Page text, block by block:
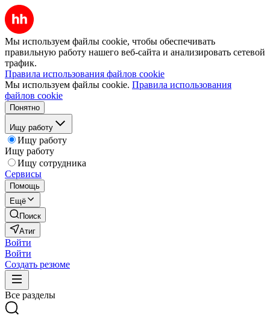
Мы используем файлы cookie, чтобы обеспечивать
правильную работу нашего веб-сайта и анализировать сетевой
трафик.
Правила использования файлов cookie
Мы используем файлы cookie. Правила использования
файлов cookie
Понятно
Ищу работу
Ищу работу
Ищу работу
Ищу сотрудника
Сервисы
Помощь
Ещё
Поиск
Атиг
Войти
Войти
Создать резюме
Все разделы